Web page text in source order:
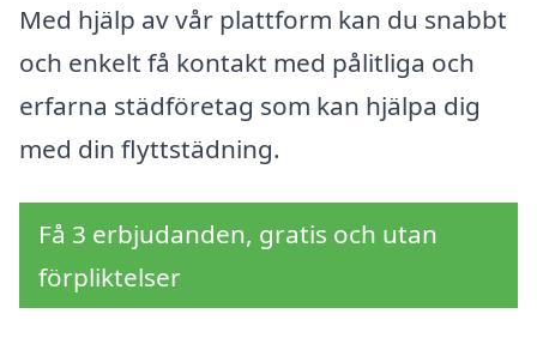
Med hjälp av vår plattform kan du snabbt
och enkelt få kontakt med pålitliga och
erfarna städföretag som kan hjälpa dig
med din flyttstädning.
Få 3 erbjudanden, gratis och utan
förpliktelser